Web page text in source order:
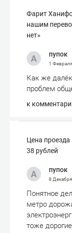
Фарит
нашим
нет»
пупок
1
Как же
проблем
к
Цена проезда
38 рублей
пупок
8
Понятное
метро
тоже